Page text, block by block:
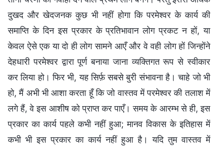
दुखद और खेदजनक कुछ भी नहीं होगा कि परमेश्वर के कार्य की
समाप्ति के दिन इस प्रकार के प्रतिभावान लोग प्रकट न हों, या
केवल ऐसे एक या दो ही लोग सामने आएँ और वे वही लोग हों जिन्होंने
देहधारी परमेश्वर द्वारा पूर्ण बनाया जाना व्यक्तिगत रूप से स्वीकार
कर लिया हो। फिर भी, यह सिर्फ़ सबसे बुरी संभावना है। चाहे जो भी
हो, मैं अभी भी आशा करता हूँ कि जो वास्तव में परमेश्वर की तलाश में
लगे हैं, वे इस आशीष को प्राप्त कर पाएँ। समय के आरम्भ से ही, इस
प्रकार का कार्य पहले कभी नहीं हुआ; मानव विकास के इतिहास में
कभी भी इस प्रकार का कार्य नहीं हुआ है। यदि तुम वास्तव में